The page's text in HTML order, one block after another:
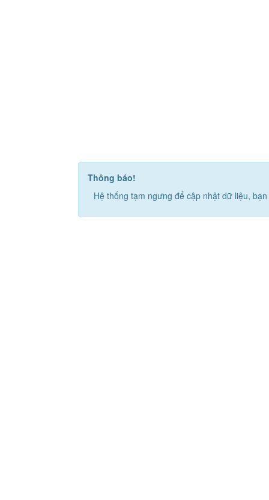
Thông báo!
Hệ thống tạm ngưng để cập nhật dữ liệu,